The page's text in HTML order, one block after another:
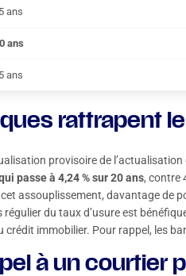
ans
ans
ans
rattrapent
provisoire de
passe à 4,24 % sur 20 ans, contre
assouplissement, davantage de
régulier du taux d’usure est
crédit immobilier. Pour rappel, les
à un courtier